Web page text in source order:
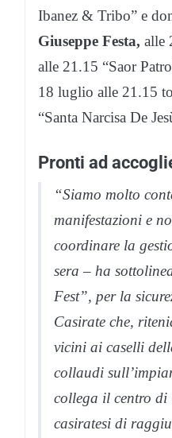
Ibanez & Tribo” e
Giuseppe Festa, alle
alle 21.15 “Saor
18 luglio alle 21.15
“Santa Narcisa De
Pronti ad
“Siamo molto
manifestazioni e
coordinare la
sera – ha
Fest”, per la
Casirate che,
vicini ai caselli
collaudi
collega il centro di
casiratesi di